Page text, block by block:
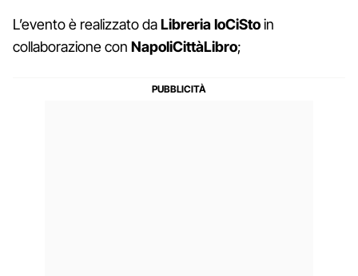
L’evento è realizzato daLibreria IoCiStoin
collaborazione con NapoliCittàLibro;